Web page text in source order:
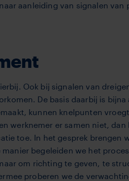
aanleiding van signalen van
Ook bij signalen van
De basis daarbij is
kunnen knelpunten
werknemer er samen niet,
toe. In het gesprek brengen
begeleiden we het
om richting te geven, te
proberen we de